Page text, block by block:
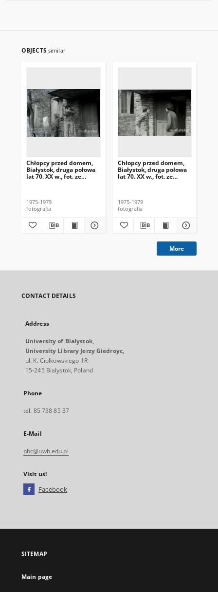
OBJECTS similar
Chłopcy przed domem,
Białystok, druga połowa
lat 70. XX w., fot. ze
1975-1979
fotografia
Chłopcy przed domem,
Białystok, druga połowa
lat 70. XX w., fot. ze
1975-1979
fotografia
More
CONTACT DETAILS
Address
University of Bialystok,
University Library Jerzy Giedroyc,
ul. K. Ciołkowskiego 1R
15-245 Bialystok, Poland
Phone
tel. 85 738 85 37
E-Mail
pbc@uwb.edu.pl
Visit us!
Facebook
open
new
SITEMAP
Main page